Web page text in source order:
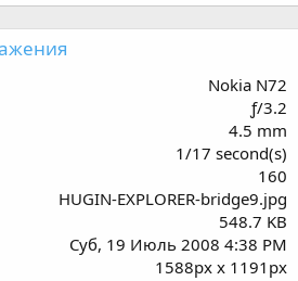
Nokia N72
ƒ/3.2
4.5 mm
1/17 second(s)
160
HUGIN-EXPLORER-bridge9.jpg
548.7 KB
Суб, 19 Июль 2008 4:38 PM
1588px x 1191px